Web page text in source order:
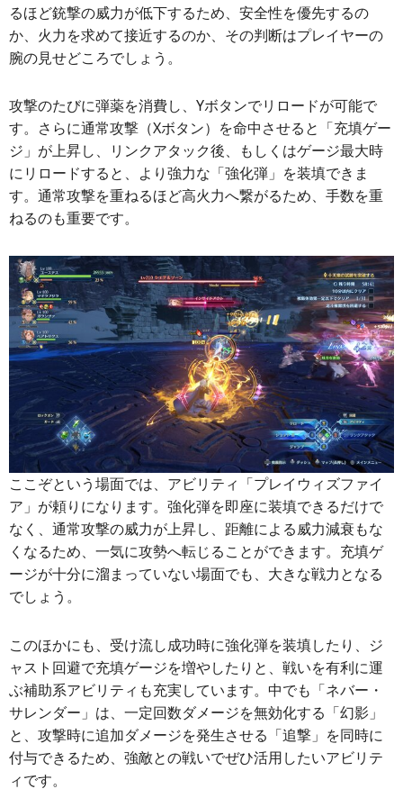
るほど銃撃の威力が低下するため、安全性を優先するの
か、火力を求めて接近するのか、その判断はプレイヤーの
腕の見せどころでしょう。
攻撃のたびに弾薬を消費し、Yボタンでリロードが可能で
す。さらに通常攻撃（Xボタン）を命中させると「充填ゲー
ジ」が上昇し、リンクアタック後、もしくはゲージ最大時
にリロードすると、より強力な「強化弾」を装填できま
す。通常攻撃を重ねるほど高火力へ繋がるため、手数を重
ねるのも重要です。
ここぞという場面では、アビリティ「プレイウィズファイ
ア」が頼りになります。強化弾を即座に装填できるだけで
なく、通常攻撃の威力が上昇し、距離による威力減衰もな
くなるため、一気に攻勢へ転じることができます。充填ゲ
ージが十分に溜まっていない場面でも、大きな戦力となる
でしょう。
このほかにも、受け流し成功時に強化弾を装填したり、ジ
ャスト回避で充填ゲージを増やしたりと、戦いを有利に運
ぶ補助系アビリティも充実しています。中でも「ネバー・
サレンダー」は、一定回数ダメージを無効化する「幻影」
と、攻撃時に追加ダメージを発生させる「追撃」を同時に
付与できるため、強敵との戦いでぜひ活用したいアビリテ
ィです。